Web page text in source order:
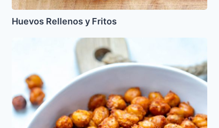
Huevos Rellenos y Fritos
(Nahit)